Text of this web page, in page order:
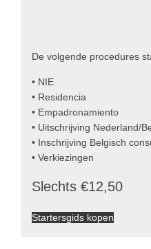
De volgende procedures
• NIE
• Residencia
• Empadronamiento
• Uitschrijving Nederland/
• Inschrijving Belgisch
• Verkiezingen
Slechts €12,50
Startersgids kopen